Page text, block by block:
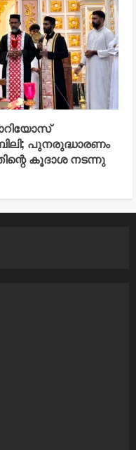
പുനരുദ്ധാരണം
കൂദാശ നടന്നു